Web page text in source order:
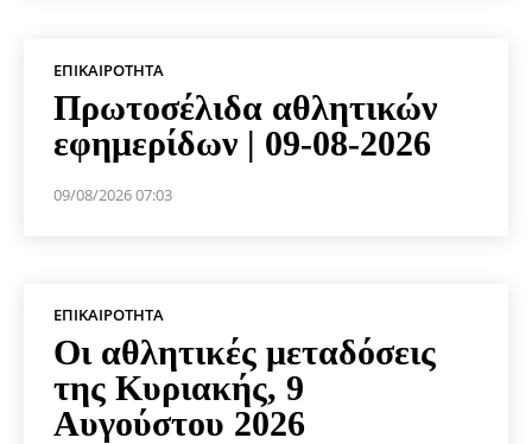
ΕΠΙΚΑΙΡΌΤΗΤΑ
Πρωτοσέλιδα αθλητικών
εφημερίδων | 09-08-2026
09/08/2026 07:03
ΕΠΙΚΑΙΡΌΤΗΤΑ
Οι αθλητικές μεταδόσεις
της Κυριακής, 9
Αυγούστου 2026